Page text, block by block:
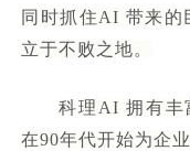
同时抓住AI 带来的
立于不败之地。
科理AI 拥有丰
在90年代开始为企